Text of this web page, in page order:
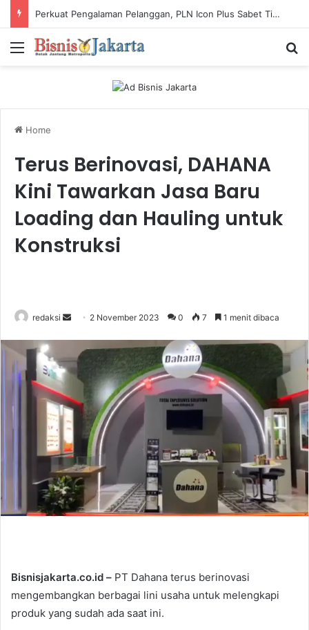
Perkuat Industri Laundry, Ketum ASLI Siapkan Pelaku Usaha Tembus Standar Dunia
Menu
Home
Terus Berinovasi, DAHANA
Kini Tawarkan Jasa Baru
Loading dan Hauling untuk
Konstruksi
redaksi
d
n
m
a
i
l
2 November 2023 0 7 1 menit dibaca
Bisnisjakarta.co.id – PT Dahana terus berinovasi
mengembangkan berbagai lini usaha untuk melengkapi
produk yang sudah ada saat ini.